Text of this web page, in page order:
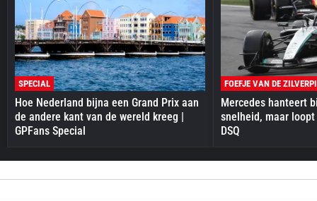
SPECIAL
Hoe Nederland bijna een Grand Prix aan
de andere kant van de wereld kreeg |
GPFans Special
FOEFJE VAN DE
Mercedes hanteert
snelheid, maar
DSQ